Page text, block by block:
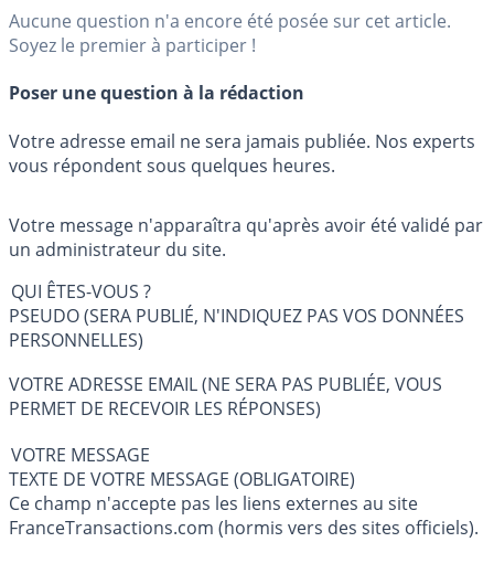
Aucune question n'a encore été posée sur cet article.
Soyez le premier à participer !
Poser une question à la rédaction
Votre adresse email ne sera jamais publiée. Nos experts
vous répondent sous quelques heures.
Votre message n'apparaîtra qu'après avoir été validé par
un administrateur du site.
QUI ÊTES-VOUS ?
PSEUDO (SERA PUBLIÉ, N'INDIQUEZ PAS VOS DONNÉES
PERSONNELLES)
VOTRE ADRESSE EMAIL (NE SERA PAS PUBLIÉE, VOUS
PERMET DE RECEVOIR LES RÉPONSES)
VOTRE MESSAGE
TEXTE DE VOTRE MESSAGE (OBLIGATOIRE)
Ce champ n'accepte pas les liens externes au site
FranceTransactions.com (hormis vers des sites officiels).